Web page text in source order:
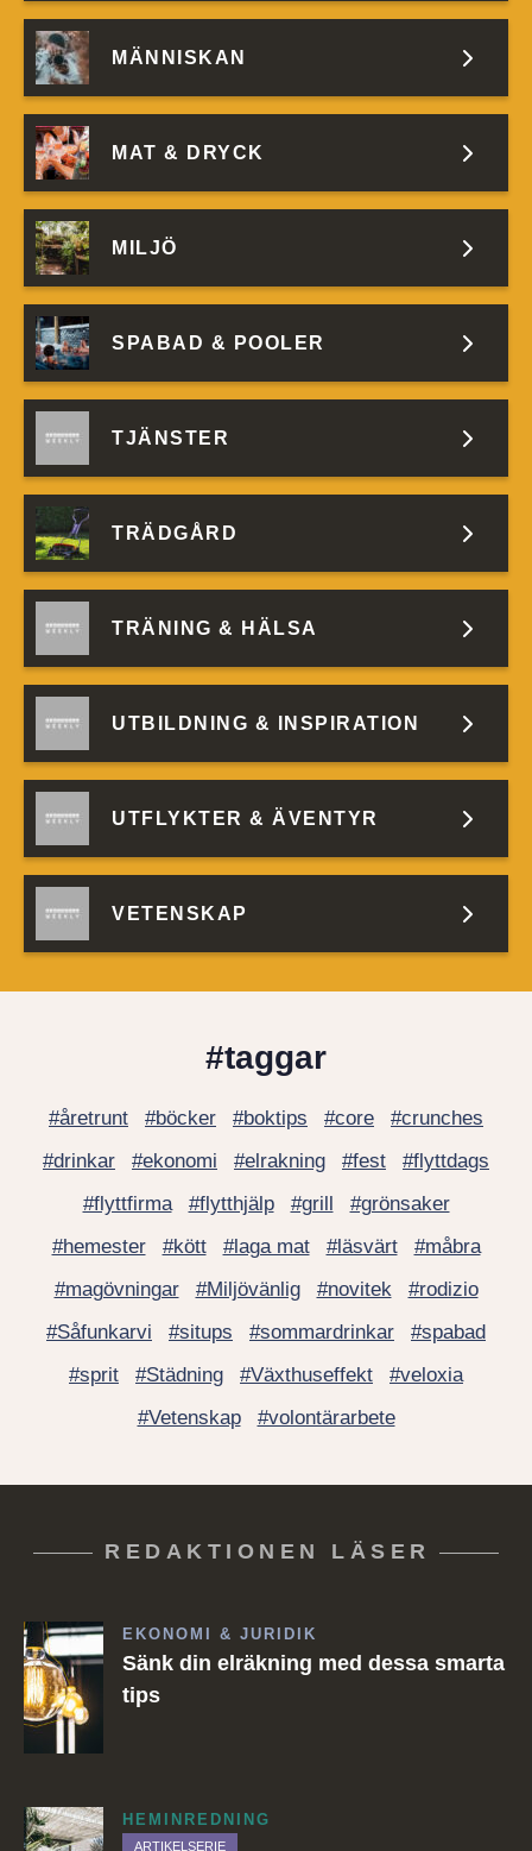
MÄNNISKAN
MAT & DRYCK
MILJÖ
SPABAD & POOLER
TJÄNSTER
TRÄDGÅRD
TRÄNING & HÄLSA
UTBILDNING & INSPIRATION
UTFLYKTER & ÄVENTYR
VETENSKAP
#taggar
#åretrunt #böcker #boktips #core
#crunches
#drinkar
#ekonomi #elrakning #fest
#flyttdags
#flyttfirma
#flytthjälp #grill
#grönsaker
#hemester
#kött #laga mat #läsvärt
#måbra
#magövningar
#Miljövänlig #novitek
#rodizio
#Såfunkarvi
#situps #sommardrinkar
#spabad
#sprit
#Städning #Växthuseffekt
#veloxia
#Vetenskap
#volontärarbete
REDAKTIONEN LÄSER
EKONOMI & JURIDIK
Sänk din elräkning med dessa smarta
tips
HEMINREDNING
ARTIKELSERIE